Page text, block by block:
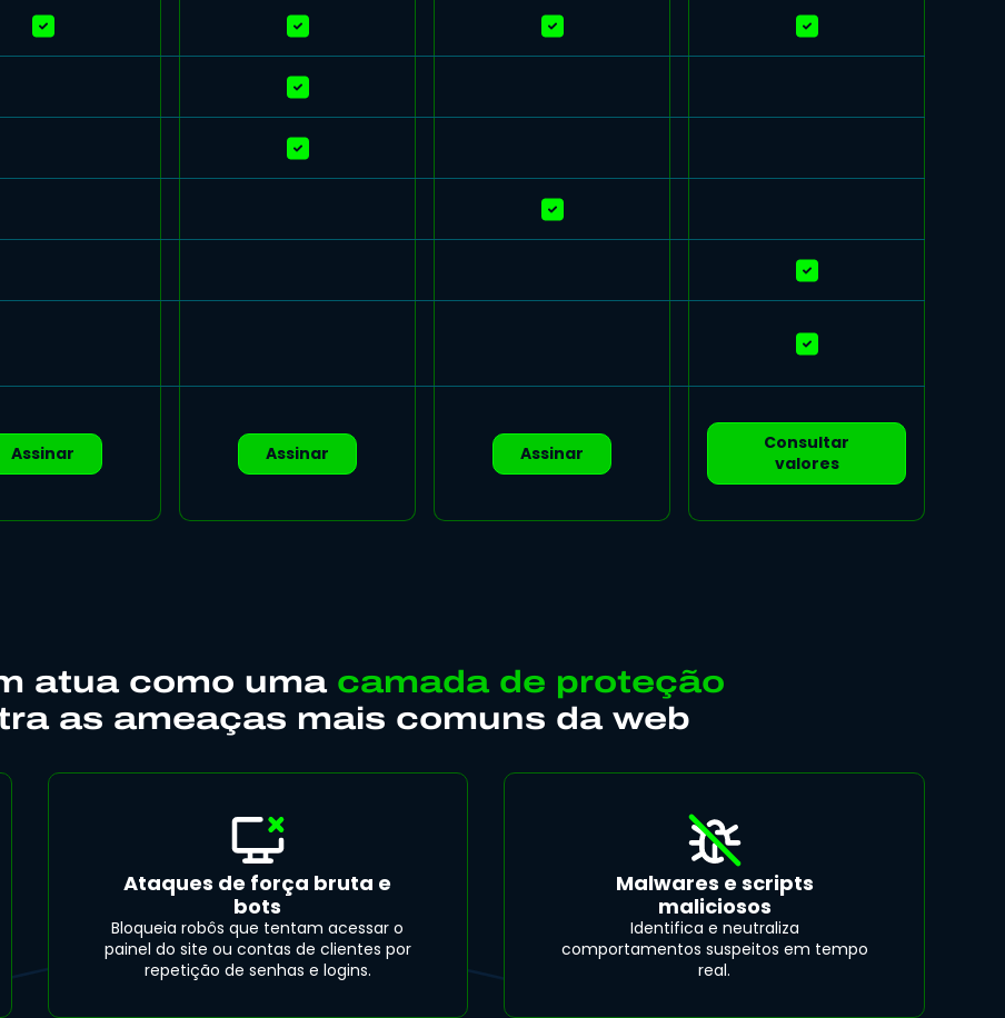
Assinar Assinar Assinar
Consultar
valores
atua como uma camada de proteção
as ameaças mais comuns da web
Ataques de força bruta e
bots
Bloqueia robôs que tentam acessar o
painel do site ou contas de clientes por
repetição de senhas e logins.
Malwares e scripts
maliciosos
Identifica e neutraliza
comportamentos suspeitos em tempo
real.